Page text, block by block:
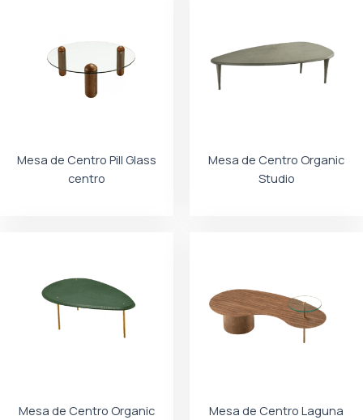
Mesa de Centro Pill Glass
centro
Mesa de Centro Organic
Studio
Mesa de Centro Organic
Mesa de Centro Laguna